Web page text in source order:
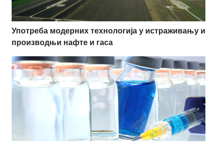
Употреба модерних технологија у истраживању и
производњи нафте и гаса